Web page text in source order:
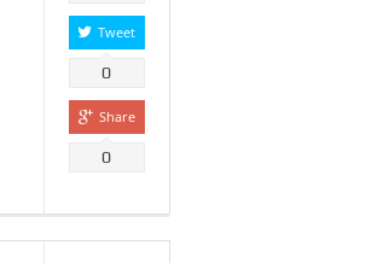
Tweet
0
Share
0